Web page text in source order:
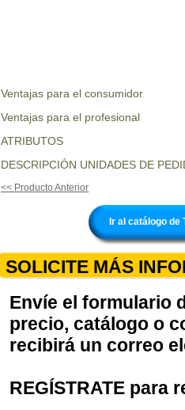
Ventajas para el consumidor
Ventajas para el profesional
ATRIBUTOS
DESCRIPCIÓN UNIDADES DE
<< Producto Anterior
Ir al catálogo de
SOLICITE MÁS
Envíe el formulario
precio, catálogo o
recibirá un correo
REGÍSTRATE para